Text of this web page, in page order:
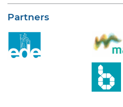
Partners